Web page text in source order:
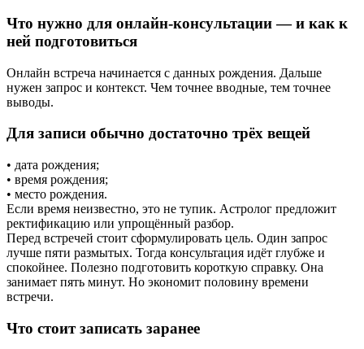
Что нужно для онлайн-консультации — и как к
ней подготовиться
Онлайн встреча начинается с данных рождения. Дальше
нужен запрос и контекст. Чем точнее вводные, тем точнее
выводы.
Для записи обычно достаточно трёх вещей
• дата рождения;
• время рождения;
• место рождения.
Если время неизвестно, это не тупик. Астролог предложит
ректификацию или упрощённый разбор.
Перед встречей стоит сформулировать цель. Один запрос
лучше пяти размытых. Тогда консультация идёт глубже и
спокойнее. Полезно подготовить короткую справку. Она
занимает пять минут. Но экономит половину времени
встречи.
Что стоит записать заранее